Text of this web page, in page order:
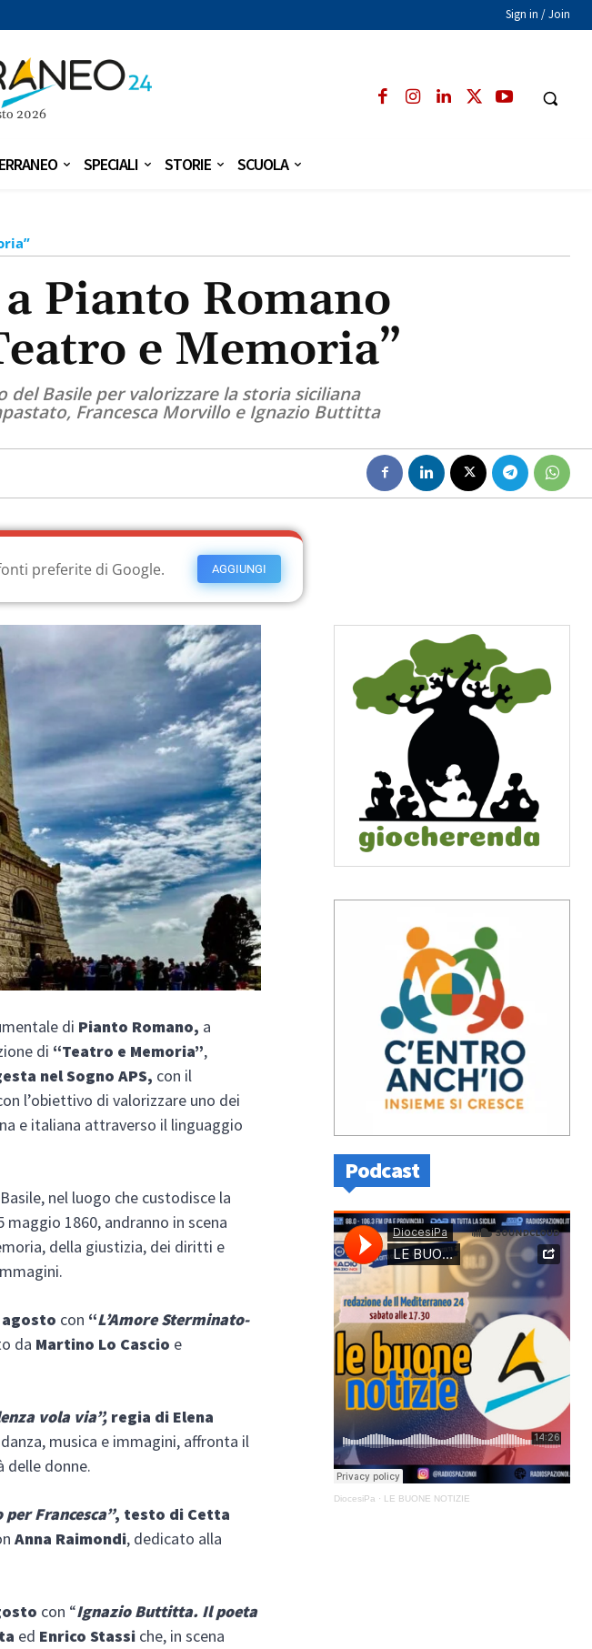
Sign in / Join
2026
SPECIALI STORIE SCUOLA
Pianto Romano
e Memoria”
Basile per valorizzare la storia siciliana
Francesca Morvillo e Ignazio Buttitta
AGGIUNGI
preferite di Google.
di Pianto Romano, a
di “Teatro e Memoria”,
nel Sogno APS, con il
l’obiettivo di valorizzare uno dei
e italiana attraverso il linguaggio
nel luogo che custodisce la
1860, andranno in scena
della giustizia, dei diritti e
agosto con “L’Amore Sterminato-
da Martino Lo Cascio e
vola via”, regia di Elena
musica e immagini, affronta il
delle donne.
per Francesca”, testo di Cetta
Anna Raimondi, dedicato alla
con “Ignazio Buttitta. Il poeta
ed Enrico Stassi che, in scena
Podcast
DiocesiPa · LE BUONE NOTIZIE